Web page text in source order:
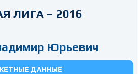
ЛИГА – 2016
Юрьевич
ДАННЫЕ